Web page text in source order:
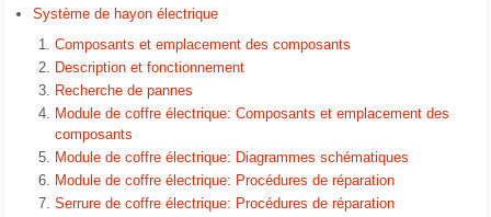
Système de hayon électrique
Composants et emplacement des composants
Description et fonctionnement
Recherche de pannes
Module de coffre électrique: Composants et emplacement des
composants
Module de coffre électrique: Diagrammes schématiques
Module de coffre électrique: Procédures de réparation
Serrure de coffre électrique: Procédures de réparation